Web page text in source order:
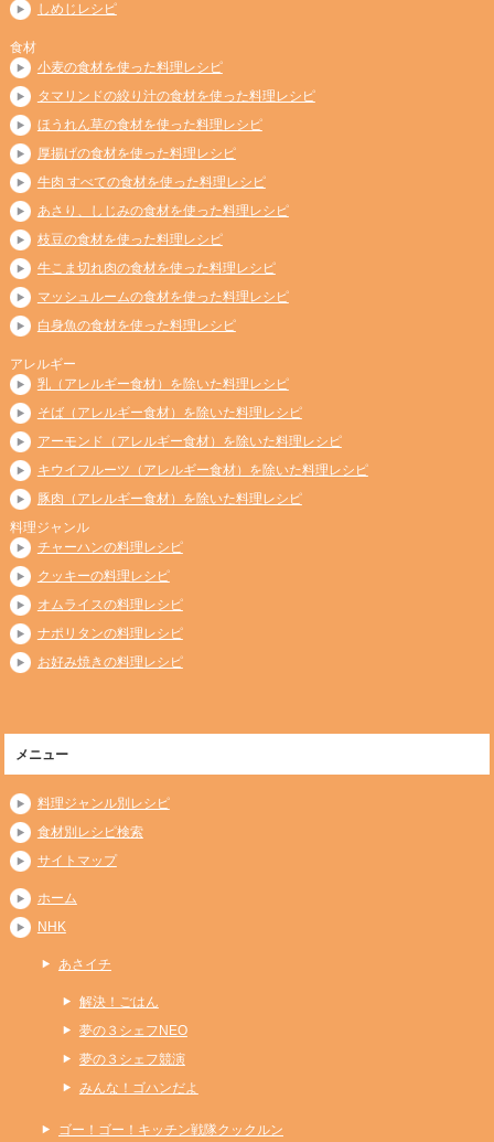
しめじレシピ
食材
小麦の食材を使った料理レシピ
タマリンドの絞り汁の食材を使った料理レシピ
ほうれん草の食材を使った料理レシピ
厚揚げの食材を使った料理レシピ
牛肉 すべての食材を使った料理レシピ
あさり、しじみの食材を使った料理レシピ
枝豆の食材を使った料理レシピ
牛こま切れ肉の食材を使った料理レシピ
マッシュルームの食材を使った料理レシピ
白身魚の食材を使った料理レシピ
アレルギー
乳（アレルギー食材）を除いた料理レシピ
そば（アレルギー食材）を除いた料理レシピ
アーモンド（アレルギー食材）を除いた料理レシピ
キウイフルーツ（アレルギー食材）を除いた料理レシピ
豚肉（アレルギー食材）を除いた料理レシピ
料理ジャンル
チャーハンの料理レシピ
クッキーの料理レシピ
オムライスの料理レシピ
ナポリタンの料理レシピ
お好み焼きの料理レシピ
メニュー
料理ジャンル別レシピ
食材別レシピ検索
サイトマップ
ホーム
NHK
あさイチ
解決！ごはん
夢の３シェフNEO
夢の３シェフ競演
みんな！ゴハンだよ
ゴー！ゴー！キッチン戦隊クックルン